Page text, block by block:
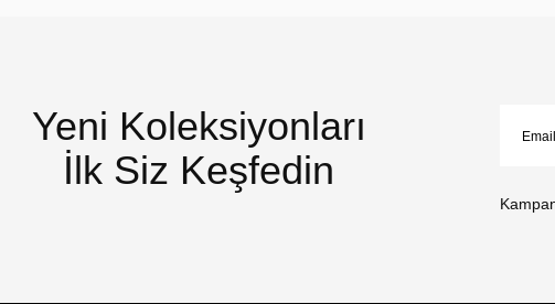
Yeni Koleksiyonları
İlk Siz Keşfedin